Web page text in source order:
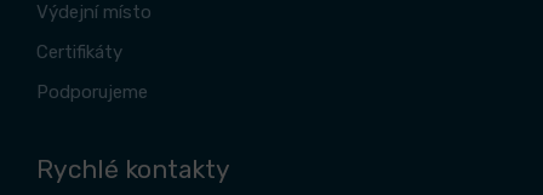
Výdejní místo
Certifikáty
Podporujeme
Rychlé kontakty